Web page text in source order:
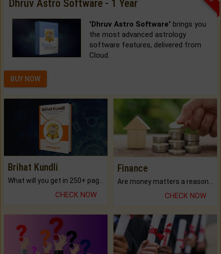
Dhruv Astro Software - 1 Year
'Dhruv Astro Software' brings you
the most advanced astrology
software features, delivered from
Cloud.
BUY NOW
Brihat Kundli
CHECK NOW
Finance
CHECK NOW